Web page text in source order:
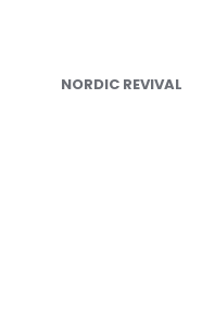
NORDIC REVIVAL